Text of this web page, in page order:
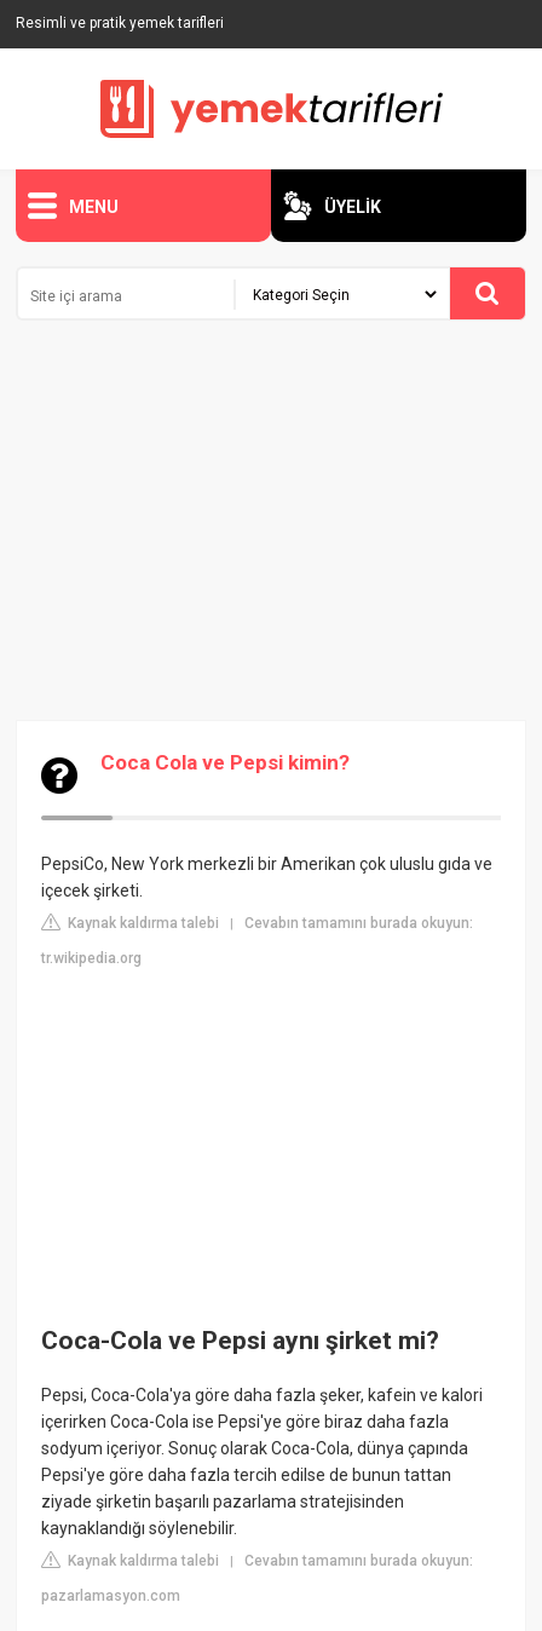
Resimli ve pratik yemek tarifleri
MENU ÜYELİK
Coca Cola ve Pepsi kimin?
PepsiCo, New York merkezli bir Amerikan çok uluslu gıda ve
içecek şirketi.
Kaynak kaldırma talebi |Cevabın tamamını burada okuyun:
tr.wikipedia.org
Coca-Cola ve Pepsi aynı şirket mi?
Pepsi, Coca-Cola'ya göre daha fazla şeker, kafein ve kalori
içerirken Coca-Cola ise Pepsi'ye göre biraz daha fazla
sodyum içeriyor. Sonuç olarak Coca-Cola, dünya çapında
Pepsi'ye göre daha fazla tercih edilse de bunun tattan
ziyade şirketin başarılı pazarlama stratejisinden
kaynaklandığı söylenebilir.
Kaynak kaldırma talebi |Cevabın tamamını burada okuyun:
pazarlamasyon.com